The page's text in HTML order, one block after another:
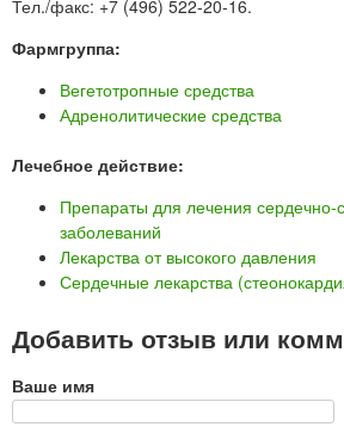
Тел./факс: +7 (496) 522-20-16.
Фармгруппа:
Вегетотропные средства
Адренолитические средства
Лечебное действие:
Препараты для лечения сердечно-
заболеваний
Лекарства от высокого давления
Сердечные лекарства
Добавить отзыв или
Ваше имя